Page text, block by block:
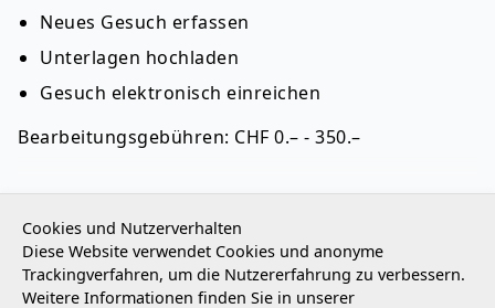
Neues Gesuch erfassen
Unterlagen hochladen
Gesuch elektronisch einreichen
Bearbeitungsgebühren: CHF 0.– - 350.–
Zurück
Footer
Cookies und Nutzerverhalten
Diese Website verwendet Cookies und anonyme
Trackingverfahren, um die Nutzererfahrung zu verbessern.
Weitere Informationen finden Sie in unserer